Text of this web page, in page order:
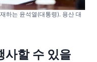
하는 윤석열(대통령). 용산 대
사할 수 있을